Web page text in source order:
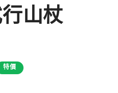
山杖
特價